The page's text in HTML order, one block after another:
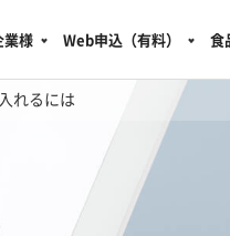
業様 Web申込（有料） 食
れるには